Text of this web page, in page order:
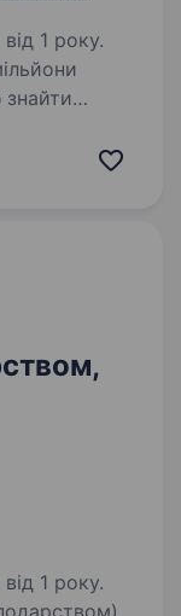
1 року.
1 року.